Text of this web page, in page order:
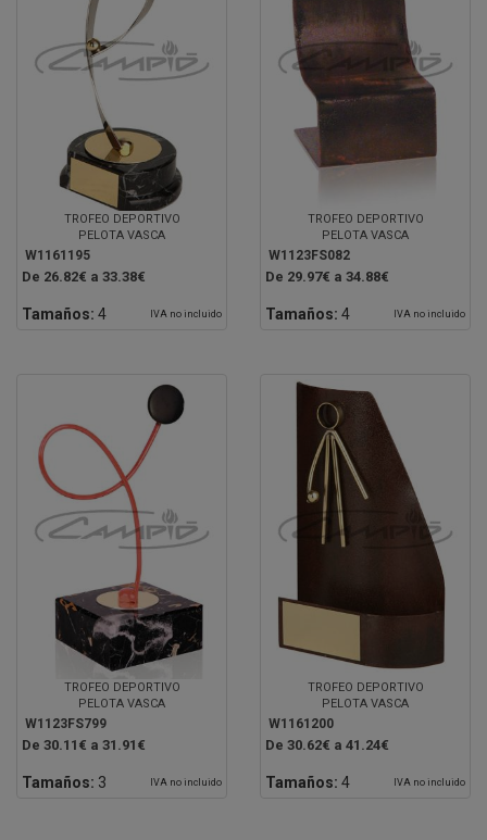
TROFEO DEPORTIVO
PELOTA VASCA
W1161195
De 26.82€ a 33.38€
Tamaños: 4 IVA no incluido
TROFEO DEPORTIVO
PELOTA VASCA
W1123FS082
De 29.97€ a 34.88€
Tamaños: 4 IVA no incluido
TROFEO DEPORTIVO
PELOTA VASCA
W1123FS799
De 30.11€ a 31.91€
Tamaños: 3 IVA no incluido
TROFEO DEPORTIVO
PELOTA VASCA
W1161200
De 30.62€ a 41.24€
Tamaños: 4 IVA no incluido